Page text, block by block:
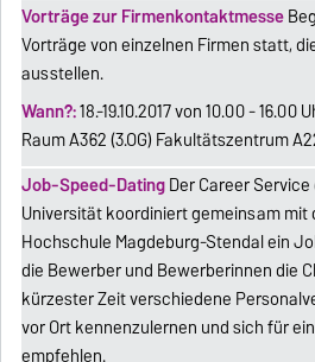
Vorträge zur Firmenkontaktmesse
Vorträge von einzelnen Firmen statt,
ausstellen.
Wann?:18.-19.10.2017 von 10.00 - 16.00
Raum A362 (3.OG) Fakultätszentrum
Job-Speed-DatingDer Career
Universität koordiniert gemeinsam mit
Hochschule Magdeburg-Stendal ein
die Bewerber und Bewerberinnen die
kürzester Zeit verschiedene
vor Ort kennenzulernen und sich für
empfehlen.